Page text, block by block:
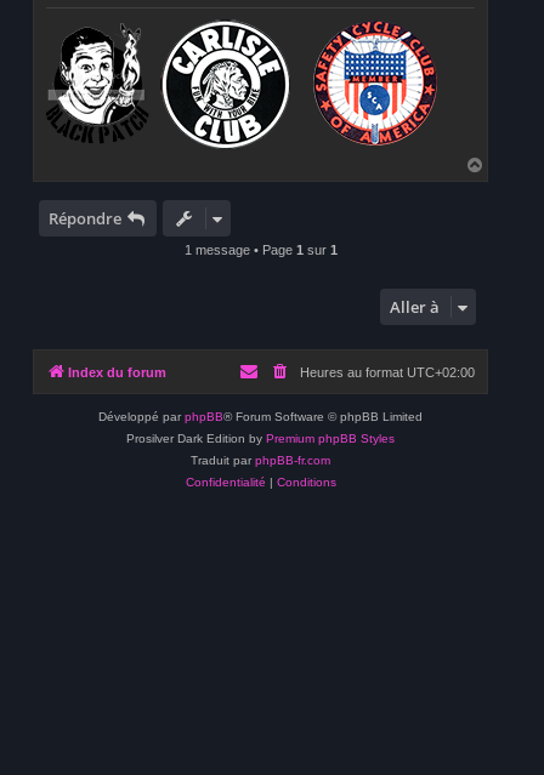
a
Répondre
1 message • Page 1 sur 1
Aller à
Index du forum Heures au format UTC+02:00
Développé par phpBB® Forum Software © phpBB Limited
Prosilver Dark Edition by Premium phpBB Styles
Traduit par phpBB-fr.com
Confidentialité | Conditions